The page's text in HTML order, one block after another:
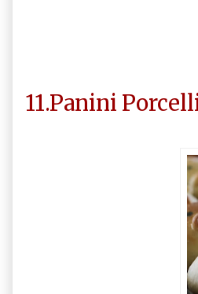
11.Panini